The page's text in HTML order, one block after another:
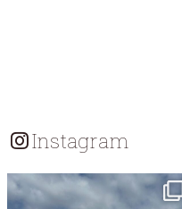
Instagram
tomohouseinc